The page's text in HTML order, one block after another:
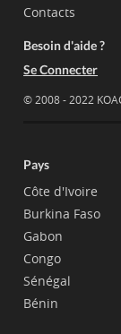
Contacts
Besoin d'aide ?
Se Connecter
© 2008 - 2022
Pays
Côte d'Ivoire
Burkina Faso
Gabon
Congo
Sénégal
Bénin